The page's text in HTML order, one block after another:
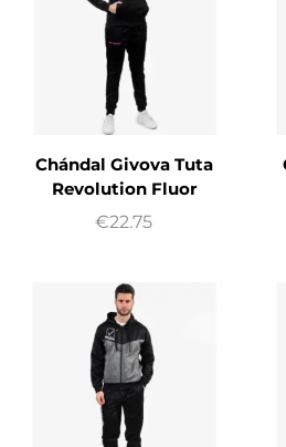
Chándal Givova Tuta
Revolution Fluor
€22.75